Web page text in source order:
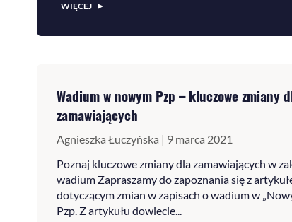
WIĘCEJ
Wadium w nowym Pzp – kluczowe zmiany
zamawiających
Agnieszka Łuczyńska | 9 marca 2021
Poznaj kluczowe zmiany dla zamawiających w
wadium Zapraszamy do zapoznania się z
dotyczącym zmian w zapisach o wadium w
Pzp. Z artykułu dowiecie...